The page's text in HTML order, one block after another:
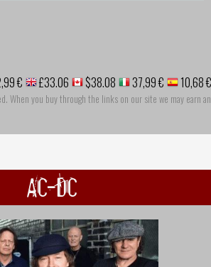
€ £33.06 $38.08 37,99 € 10,68 €
When you buy through the links on our site we may earn an
AC-DC